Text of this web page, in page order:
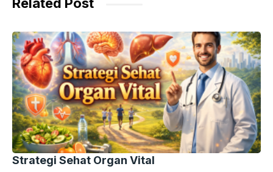
Related Post
Strategi Sehat Organ Vital